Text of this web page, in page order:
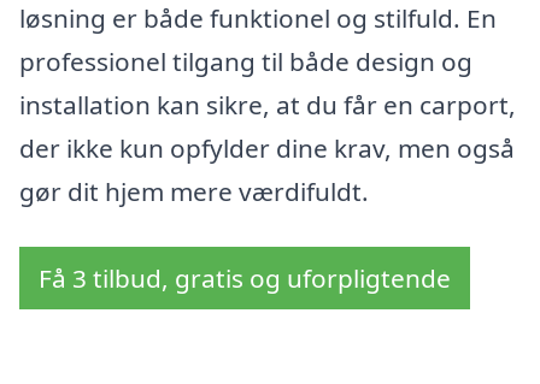
løsning er både funktionel og stilfuld. En
professionel tilgang til både design og
installation kan sikre, at du får en carport,
der ikke kun opfylder dine krav, men også
gør dit hjem mere værdifuldt.
Få 3 tilbud, gratis og uforpligtende